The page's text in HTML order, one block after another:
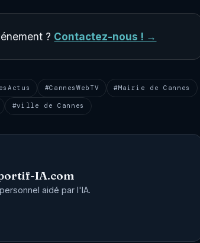
? Contactez-nous ! →
#CannesWebTV #Mairie de Cannes
#ville de Cannes
IA.com
aidé par l'IA.